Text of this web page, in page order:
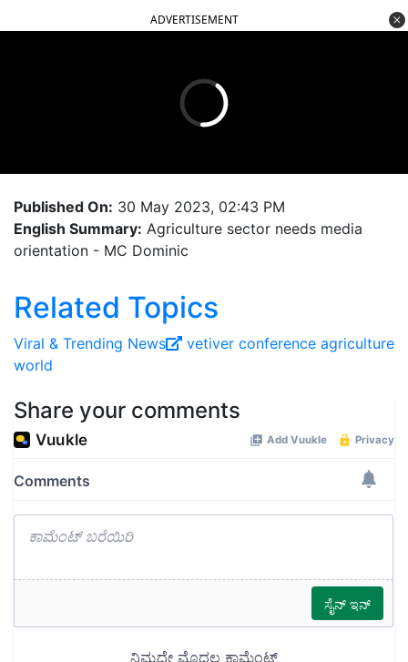
ADVERTISEMENT
Published On: 30 May 2023, 02:43 PM
English Summary: Agriculture sector needs media
orientation - MC Dominic
Related Topics
Viral ‍& Trending News vetiver conference agriculture
world
Share your comments